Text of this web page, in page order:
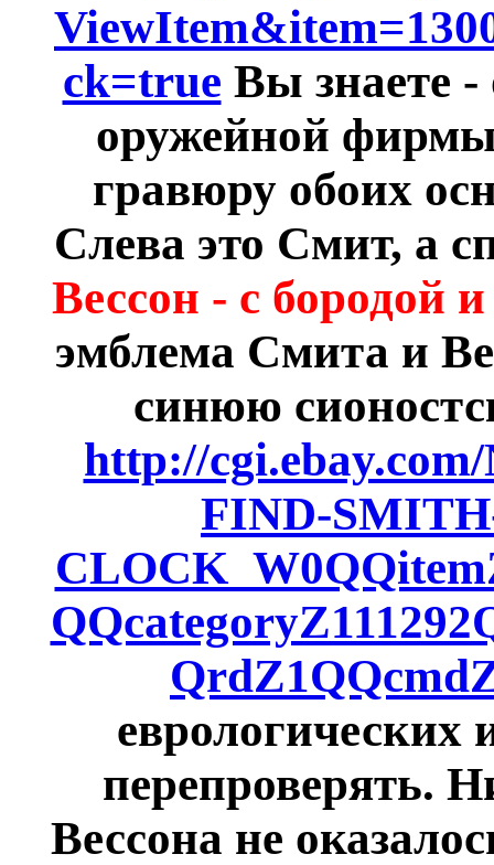
ck=true Вы знаете -
оружейной
гравюру обоих
Слева это Смит, а
Вессон - с бородой
эмблема Смита и
синюю
http://
FIND-
еврологических
перепроверять.
Вессона не